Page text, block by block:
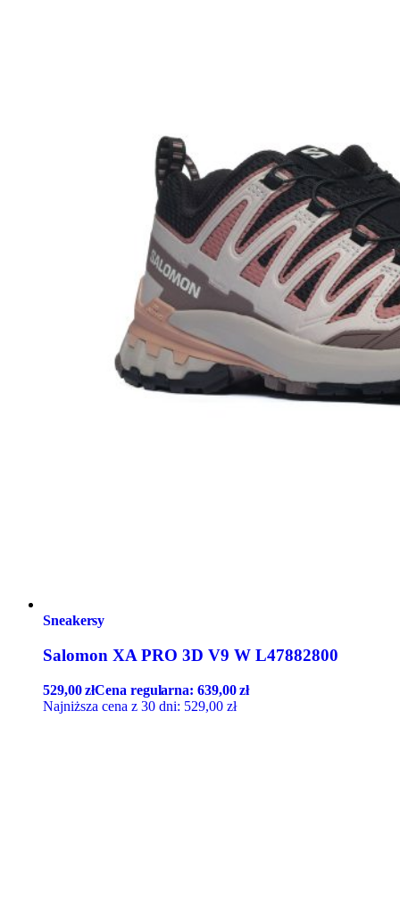
Sneakersy
Salomon XA PRO 3D V9 W L47882800
529,00złCena regularna:639,00zł
Najniższa cena z 30 dni: 529,00 zł